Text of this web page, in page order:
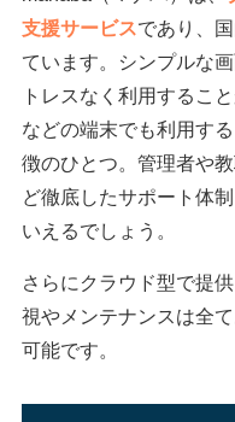
支援サービスであり、
ています。シンプルな
トレスなく利用するこ
などの端末でも利用す
徴のひとつ。管理者や
ど徹底したサポート体
いえるでしょう。
さらにクラウド型で提
視やメンテナンスは全
可能です。